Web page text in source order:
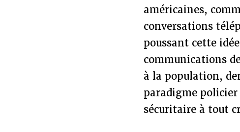
américaines,
conversations
poussant cette
communications
à la population,
paradigme
sécuritaire à tout